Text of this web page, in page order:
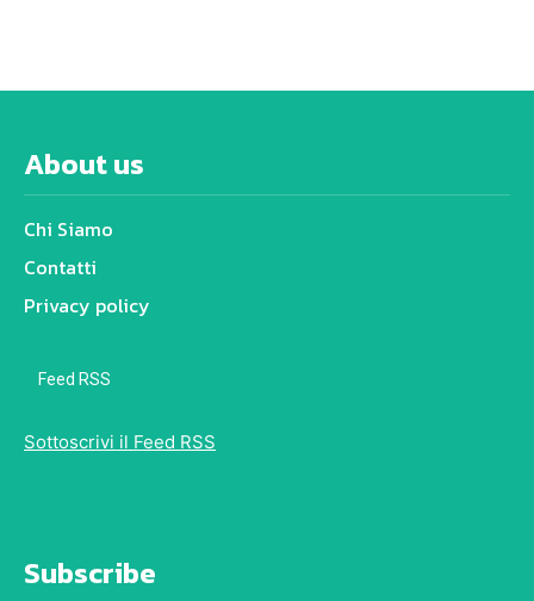
About us
Chi Siamo
Contatti
Privacy policy
Feed RSS
Sottoscrivi il Feed RSS
Subscribe